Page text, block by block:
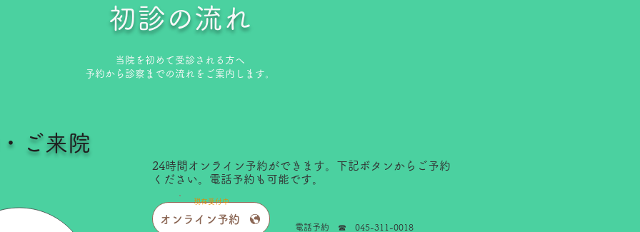
初診の流れ
当院を初めて受診される方へ
予約から診察までの流れをご案内します。
ご来院
24時間オンライン予約ができます。下記ボタンからご予約
ください。電話予約も可能です。
オンライン予約
現在受付中
電話予約 ☎ 045-311-0018